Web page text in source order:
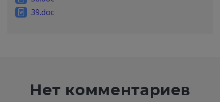
39.doc
Нет комментариев